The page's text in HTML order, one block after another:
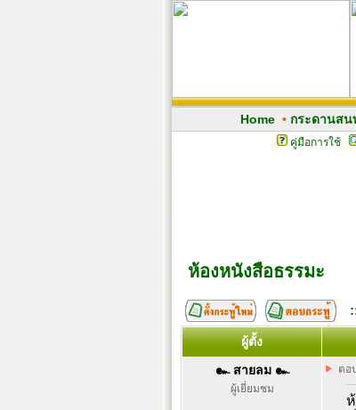
Home• กระดานสน
คู่มือการใช้
ห้องหนังสือธรรมะ
ผู้ตั้ง
๛ สายลม ๛
ผู้เยี่ยมชม
ตอ